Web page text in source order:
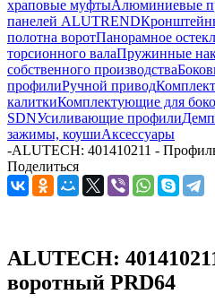
храповые муфтыАлюминиевые
панелей ALUTREND
полотна воротПанорамное
торсионного валаПружинные
собственного производства
профилиРучной привод
калиткиКомплектующие для
SDNУсиливающие профили
зажимы, коушиАксессуары
-ALUTECH: 401410211 -
Поделиться
ALUTECH:
воротный PRD64